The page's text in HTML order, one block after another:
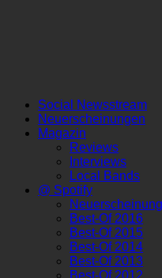
Social Newsstream
Neuerscheinungen
Magazin
Reviews
Interviews
Local Bands
@ Spotify
Best-Of 2016
Best-Of 2015
Best-Of 2014
Best-Of 2013
Best-Of 2012